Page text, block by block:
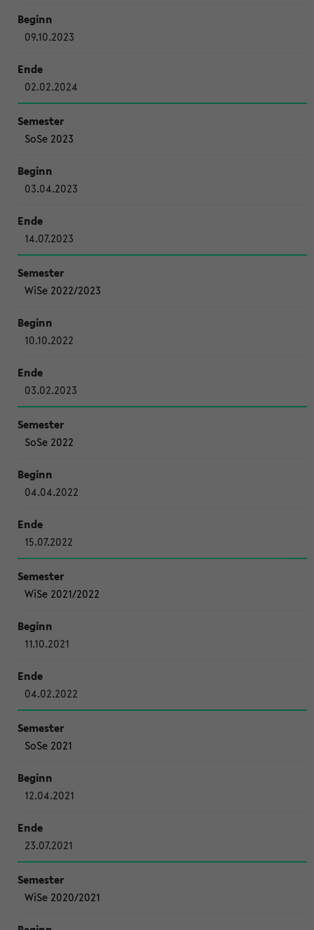
09.10.2023
02.02.2024
SoSe 2023
03.04.2023
14.07.2023
WiSe 2022/2023
10.10.2022
03.02.2023
SoSe 2022
04.04.2022
15.07.2022
WiSe 2021/2022
11.10.2021
04.02.2022
SoSe 2021
12.04.2021
23.07.2021
WiSe 2020/2021